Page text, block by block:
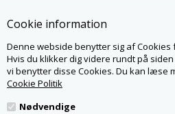
Cookie information
Denne webside benytter sig af
Hvis du klikker dig videre rundt på
vi benytter disse Cookies. Du kan læse
Cookie Politik
Nødvendige
KONTAKT OS
JAGPARTS.DK - LR PARTS DENMARK APS
NØRSKOVVEJ 1A
8660 SKANDERBORG
INFO@JAGPARTS.DK